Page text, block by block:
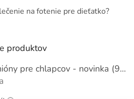
na fotenie pre dieťatko?
produktov
Tričko kamióny pre chlapcov - novinka (98-134)
je 5 z 5 hviezdičiek.